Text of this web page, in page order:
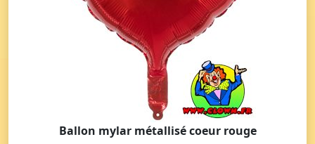
Ballon mylar métallisé coeur rouge